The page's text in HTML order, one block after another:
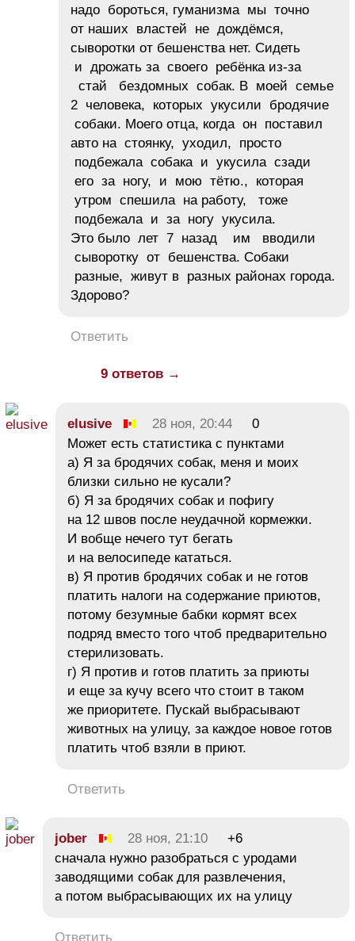
надо бороться, гуманизма мы точно
от наших властей не дождёмся,
сыворотки от бешенства нет. Сидеть
и дрожать за своего ребёнка из-за
стай бездомных собак. В моей семье
2 человека, которых укусили бродячие
собаки. Моего отца, когда он поставил
авто на стоянку, уходил, просто
подбежала собака и укусила сзади
его за ногу, и мою тётю., которая
утром спешила на работу, тоже
подбежала и за ногу укусила.
Это было лет 7 назад им вводили
сыворотку от бешенства. Собаки
разные, живут в разных районах города.
Здорово?
Ответить
9 ответов →
elusive 28 ноя, 20:44
0
Может есть статистика с пунктами
а) Я за бродячих собак, меня и моих
близки сильно не кусали?
б) Я за бродячих собак и пофигу
на 12 швов после неудачной кормежки.
И вобще нечего тут бегать
и на велосипеде кататься.
в) Я против бродячих собак и не готов
платить налоги на содержание приютов,
потому безумные бабки кормят всех
подряд вместо того чтоб предварительно
стерилизовать.
г) Я против и готов платить за приюты
и еще за кучу всего что стоит в таком
же приоритете. Пускай выбрасывают
животных на улицу, за каждое новое готов
платить чтоб взяли в приют.
Ответить
jober 28 ноя, 21:10
+6
сначала нужно разобраться с уродами
заводящими собак для развлечения,
а потом выбрасывающих их на улицу
Ответить